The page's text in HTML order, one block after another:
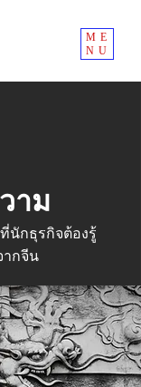
ME
NU
าม
นักธุรกิจต้องรู้
ากจีน